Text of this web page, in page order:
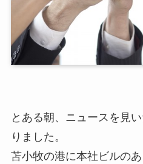
とある朝、ニュースを見
りました。
苫小牧の港に本社ビルのあ